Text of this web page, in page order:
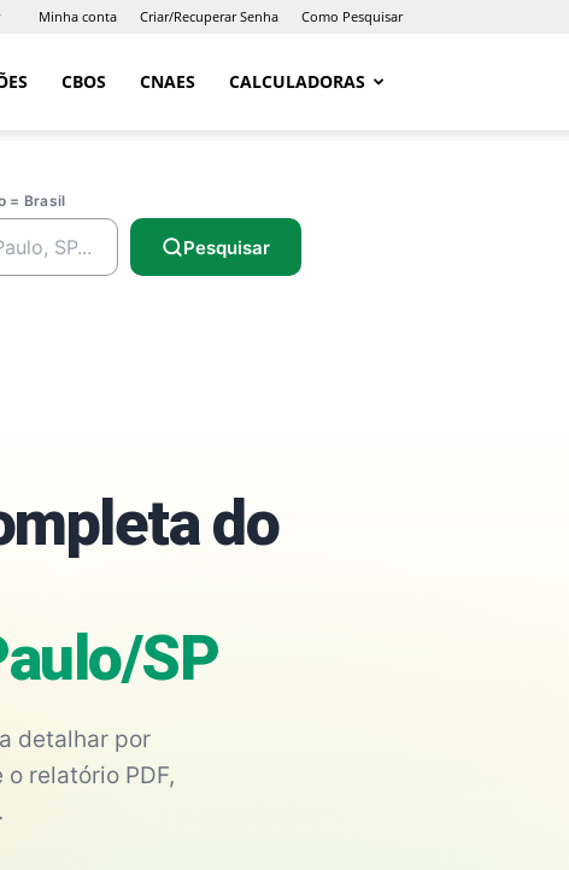
Minha conta Criar/Recuperar Senha Como Pesquisar
CBOS CNAES CALCULADORAS
= Brasil
Pesquisar
do
SP
detalhar por
relatório PDF,